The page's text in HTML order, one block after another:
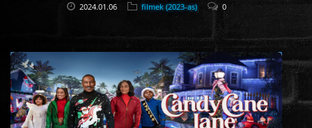
2024.01.06 filmek (2023-as) 0